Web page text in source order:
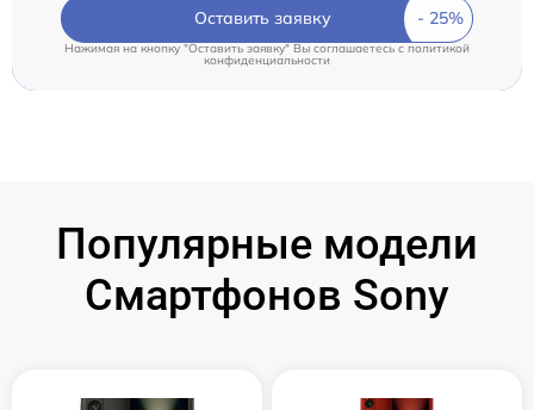
Оставить заявку
Нажимая на кнопку "Оставить заявку" Вы соглашаетесь cполитикой
конфиденциальности
Популярные модели
Смартфонов Sony